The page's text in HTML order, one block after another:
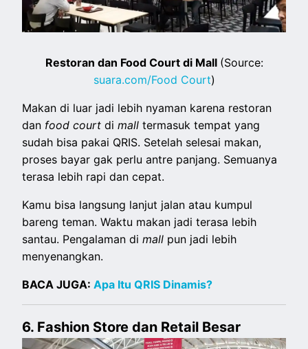
Restoran dan Food Court di Mall (Source:
suara.com/Food Court)
Makan di luar jadi lebih nyaman karena restoran
dan food courtdimalltermasuk tempat yang
sudah bisa pakai QRIS. Setelah selesai makan,
proses bayar gak perlu antre panjang. Semuanya
terasa lebih rapi dan cepat.
Kamu bisa langsung lanjut jalan atau kumpul
bareng teman. Waktu makan jadi terasa lebih
santau. Pengalaman dimall pun jadi lebih
menyenangkan.
BACA JUGA:Apa Itu QRIS Dinamis?
6. Fashion Store dan Retail Besar